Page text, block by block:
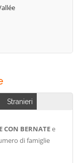
Val
Stranieri
CON BERNATEe
di famiglie